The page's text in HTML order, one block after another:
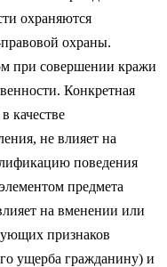
охраняются
охраны.
при совершении кражи
Конкретная
качестве
не влияет на
поведения
предмета
на вменении или
признаков
ущерба гражданину) и